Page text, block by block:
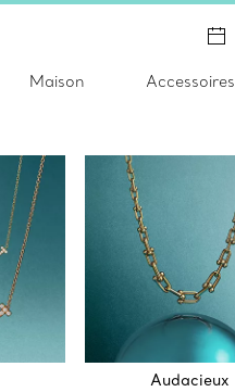
Maison Accessoires
Audacieux